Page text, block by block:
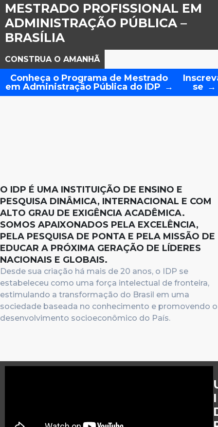
MESTRADO PROFISSIONAL EM
ADMINISTRAÇÃO PÚBLICA –
BRASÍLIA
CONSTRUA O AMANHÃ
Conheça o Programa de Mestrado
em Administração Pública do IDP
se
O IDP É UMA INSTITUIÇÃO DE ENSINO E
PESQUISA DINÂMICA, INTERNACIONAL E COM
ALTO GRAU DE EXIGÊNCIA ACADÊMICA.
SOMOS APAIXONADOS PELA EXCELÊNCIA,
PELA PESQUISA DE PONTA E PELA MISSÃO DE
EDUCAR A PRÓXIMA GERAÇÃO DE LÍDERES
NACIONAIS E GLOBAIS.
Desde sua criação há mais de 20 anos, o IDP se
estabeleceu como uma força intelectual de fronteira,
estimulando a transformação do Brasil em uma
sociedade baseada no conhecimento e promovendo o
desenvolvimento socioeconômico do País.